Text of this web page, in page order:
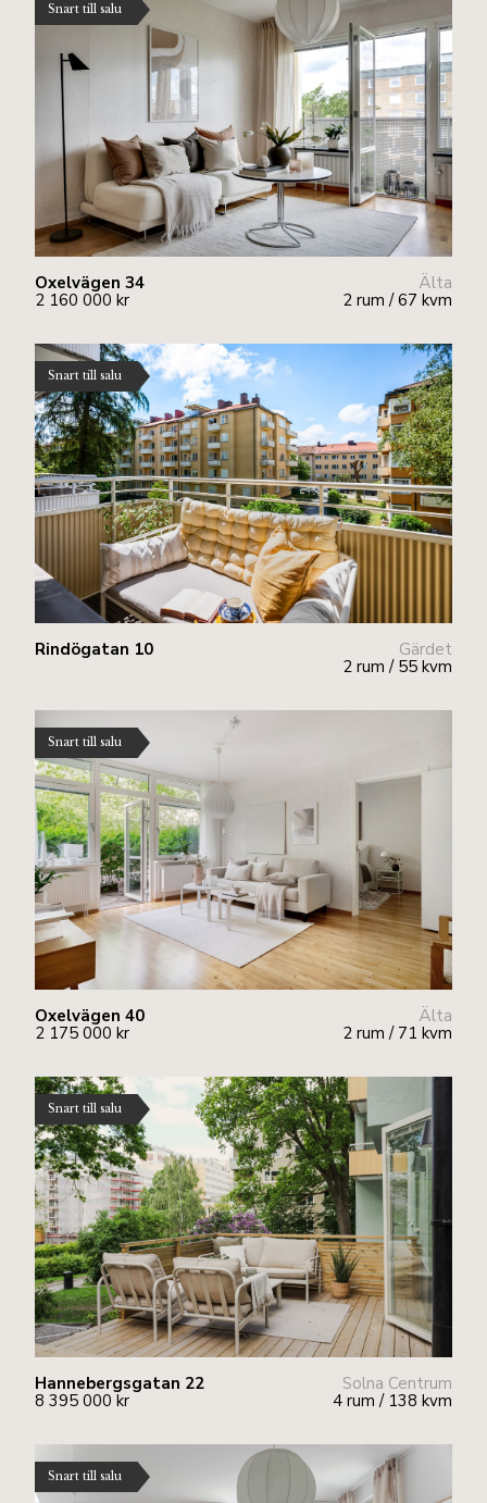
Snart till salu
Oxelvägen 34
2 160 000 kr
Älta
2 rum / 67 kvm
Snart till salu
Rindögatan 10
Gärdet
2 rum / 55 kvm
Snart till salu
Oxelvägen 40
2 175 000 kr
Älta
2 rum / 71 kvm
Snart till salu
Hannebergsgatan 22
8 395 000 kr
Solna Centrum
4 rum / 138 kvm
Snart till salu